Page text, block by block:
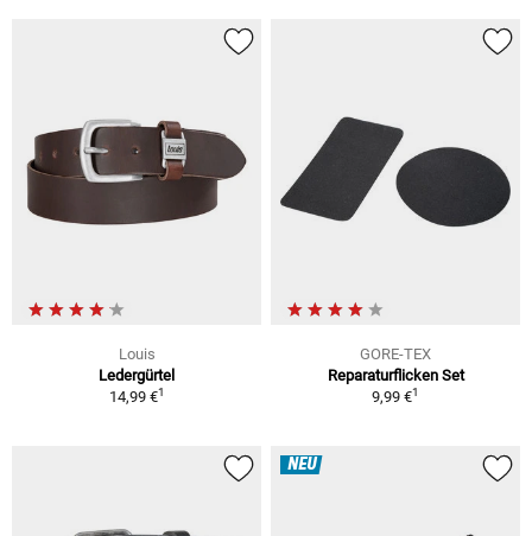
Louis
Ledergürtel
14,99 €1
GORE-TEX
Reparaturflicken Set
9,99 €1
NEU